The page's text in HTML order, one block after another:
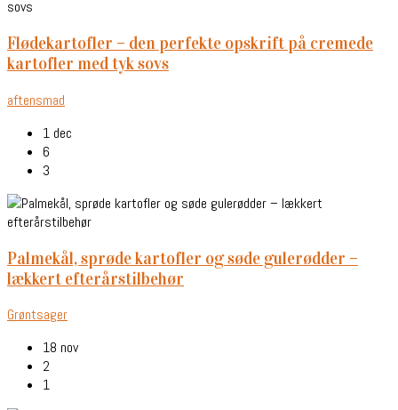
flødekartofler – den perfekte opskrift på cremede
kartofler med tyk sovs
aftensmad
1 dec
6
3
palmekål, sprøde kartofler og søde gulerødder –
lækkert efterårstilbehør
Grøntsager
18 nov
2
1